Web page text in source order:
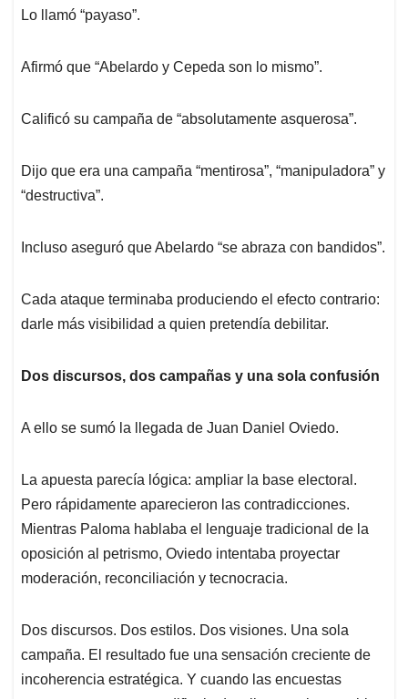
Lo llamó “payaso”.
Afirmó que “Abelardo y Cepeda son lo mismo”.
Calificó su campaña de “absolutamente asquerosa”.
Dijo que era una campaña “mentirosa”, “manipuladora” y
“destructiva”.
Incluso aseguró que Abelardo “se abraza con bandidos”.
Cada ataque terminaba produciendo el efecto contrario:
darle más visibilidad a quien pretendía debilitar.
Dos discursos, dos campañas y una sola confusión
A ello se sumó la llegada de Juan Daniel Oviedo.
La apuesta parecía lógica: ampliar la base electoral.
Pero rápidamente aparecieron las contradicciones.
Mientras Paloma hablaba el lenguaje tradicional de la
oposición al petrismo, Oviedo intentaba proyectar
moderación, reconciliación y tecnocracia.
Dos discursos. Dos estilos. Dos visiones. Una sola
campaña. El resultado fue una sensación creciente de
incoherencia estratégica. Y cuando las encuestas